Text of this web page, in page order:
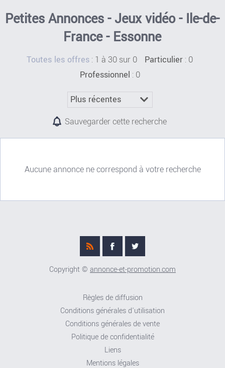
Petites Annonces - Jeux vidéo - Ile-de-
France - Essonne
Toutes les offres : 1 à 30 sur 0 Particulier : 0
Professionnel : 0
Sauvegarder cette recherche
Aucune annonce ne correspond à votre recherche
Copyright © annonce-et-promotion.com
Règles de diffusion
Conditions générales d'utilisation
Conditions générales de vente
Politique de confidentialité
Liens
Mentions légales